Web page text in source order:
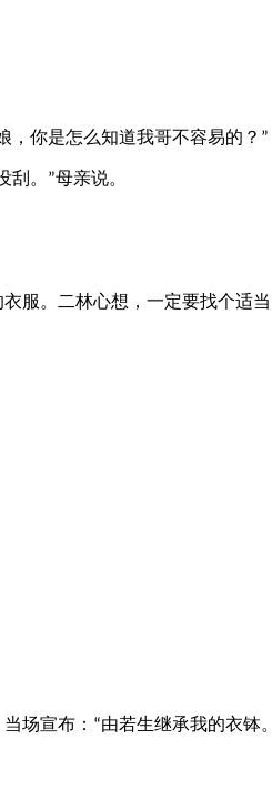
，你是怎么知道我哥不容易的？ ”
刮。 ”母亲说。
。二林心想，一定要找个适当
场宣布： “由若生继承我的衣钵。